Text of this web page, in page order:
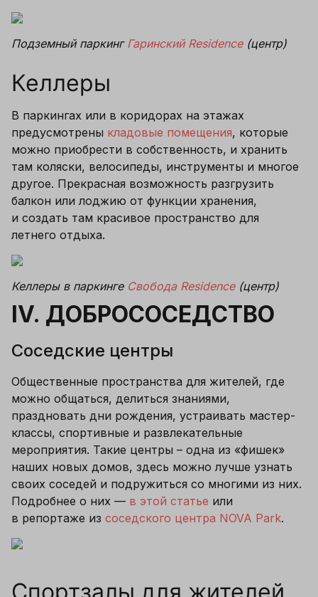
Подземный паркинг Гаринский Residence (центр)
Келлеры
В паркингах или в коридорах на этажах
предусмотрены кладовые помещения, которые
можно приобрести в собственность, и хранить
там коляски, велосипеды, инструменты и многое
другое. Прекрасная возможность разгрузить
балкон или лоджию от функции хранения,
и создать там красивое пространство для
летнего отдыха.
Келлеры в паркинге Свобода Residence (центр)
IV. ДОБРОСОСЕДСТВО
Соседские центры
Общественные пространства для жителей, где
можно общаться, делиться знаниями,
праздновать дни рождения, устраивать мастер-
классы, спортивные и развлекательные
мероприятия. Такие центры – одна из «фишек»
наших новых домов, здесь можно лучше узнать
своих соседей и подружиться со многими из них.
Подробнее о них — в этой статье или
в репортаже из соседского центра NOVA Park.